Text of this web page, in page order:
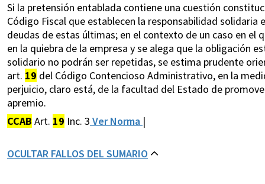
Si la pretensión entablada contiene una cuestión
Código Fiscal que establecen la responsabilidad
deudas de estas últimas; en el contexto de un caso en
en la quiebra de la empresa y se alega que la obligación
solidario no podrán ser repetidas, se estima prudente
art. 19 del Código Contencioso Administrativo, en la
perjuicio, claro está, de la facultad del Estado de
apremio.
CCAB Art. 19 Inc. 3 Ver Norma |
OCULTAR FALLOS DEL SUMARIO